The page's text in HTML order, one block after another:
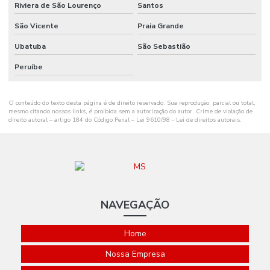
Preço De Etiqueta De Gondola Branca Ou Amarela
Ribbon Cera 110mm
Ribbon Cera 110mm Distribuidor Em Mg
Ribbon Cera 110mm Para Impressão
Ribbon Cera 110mm X 74m Tubete 1 2 Polegada
Ribbon Cera 110x450 Metros
Ribbon Cera 110x450 Minas Gerais
Riviera de São Lourenço Santos
São Vicente Praia Grande
Ubatuba São Sebastião
Peruíbe
O conteúdo do texto desta página é de direito reservado. Sua reprodução, parcial ou total,
mesmo citando nossos links, é proibida sem a autorização do autor. Crime de violação de
direito autoral – artigo 184 do Código Penal – Lei 9610/98 - Lei de direitos autorais.
NAVEGAÇÃO
Home
Nossa Empresa